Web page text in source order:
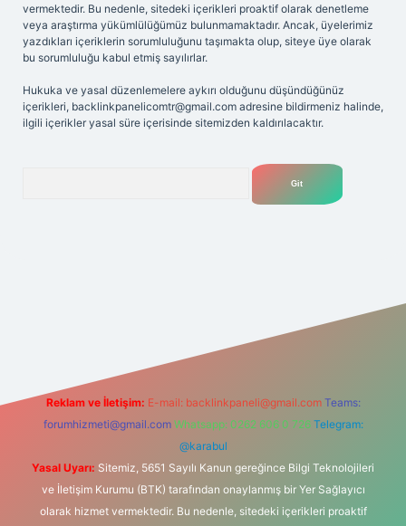
vermektedir. Bu nedenle, sitedeki içerikleri proaktif olarak denetleme
veya araştırma yükümlülüğümüz bulunmamaktadır. Ancak, üyelerimiz
yazdıkları içeriklerin sorumluluğunu taşımakta olup, siteye üye olarak
bu sorumluluğu kabul etmiş sayılırlar.
Hukuka ve yasal düzenlemelere aykırı olduğunu düşündüğünüz
içerikleri, backlinkpanelicomtr@gmail.com adresine bildirmeniz halinde,
ilgili içerikler yasal süre içerisinde sitemizden kaldırılacaktır.
Reklam ve İletişim: E-mail: backlinkpaneli@gmail.com Teams:
forumhizmeti@gmail.com Whatsapp: 0262 606 0 726 Telegram:
@karabul
Yasal Uyarı: Sitemiz, 5651 Sayılı Kanun gereğince Bilgi Teknolojileri
ve İletişim Kurumu (BTK) tarafından onaylanmış bir Yer Sağlayıcı
olarak hizmet vermektedir. Bu nedenle, sitedeki içerikleri proaktif